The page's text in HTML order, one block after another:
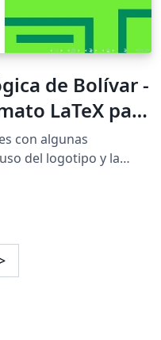
de Bolívar -
LaTeX para
- Verde
con algunas
del logotipo y la
Tecnológica de
de Ingeniería de
Creative Commons.